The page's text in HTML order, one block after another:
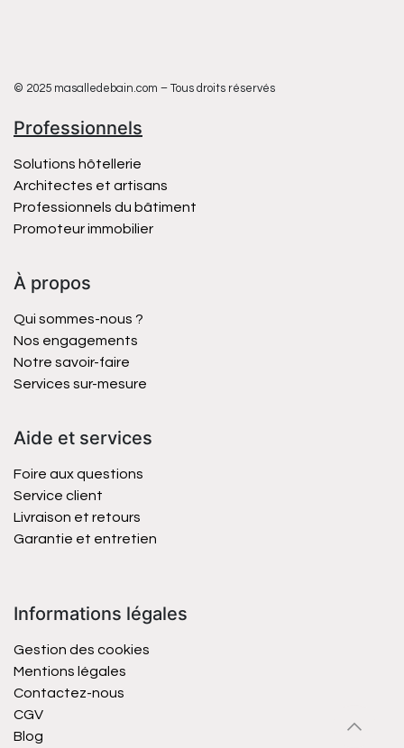
© 2025 masalledebain.com – Tous droits réservés
Professionnels
Solutions hôtellerie
Architectes et artisans
Professionnels du bâtiment
Promoteur immobilier
À propos
Qui sommes-nous ?
Nos engagements
Notre savoir-faire
Services sur-mesure
Aide et services
Foire aux questions
Service client
Livraison et retours
Garantie et entretien
Informations légales
Gestion des cookies
Mentions légales
Contactez-nous
CGV
Blog